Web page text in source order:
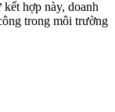
hợp này, doanh
trong môi trường